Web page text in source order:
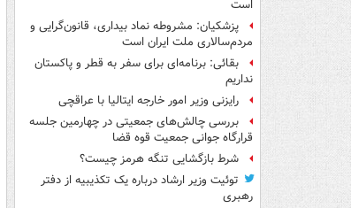
است
پزشکیان: مشروطه نماد بیداری، قانون‌گرایی و
مردم‌سالاری ملت ایران است
بقائی: برنامه‌ای برای سفر به قطر و پاکستان
نداریم
رایزنی وزیر امور خارجه ایتالیا با عراقچی
بررسی چالش‌های جمعیتی در چهارمین جلسه
قرارگاه جوانی جمعیت قوه قضا
شرط بازگشایی تنگه هرمز چیست؟
توئیت وزیر ارشاد درباره یک تکذیبیه از دفتر
رهبری